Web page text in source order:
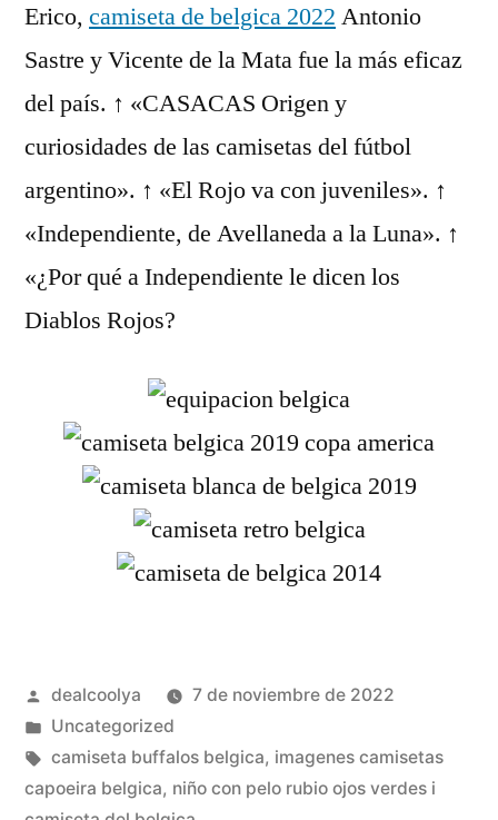
Erico, camiseta de belgica 2022 Antonio
Sastre y Vicente de la Mata fue la más eficaz
del país. ↑ «CASACAS Origen y
curiosidades de las camisetas del fútbol
argentino». ↑ «El Rojo va con juveniles». ↑
«Independiente, de Avellaneda a la Luna». ↑
«¿Por qué a Independiente le dicen los
Diablos Rojos?
Publicado
por
dealcoolya
7 de noviembre de 2022
Publicado
en
Uncategorized
Etiquetas:
camiseta buffalos belgica, imagenes camisetas
capoeira belgica, niño con pelo rubio ojos verdes i